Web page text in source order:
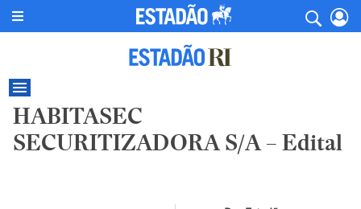
HABITASEC
SECURITIZADORA S/A – Edital